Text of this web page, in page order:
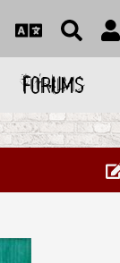
FORUMS